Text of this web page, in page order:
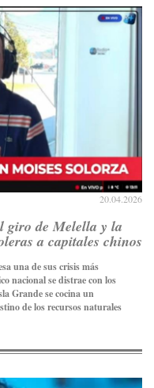
20.04.2026
giro de Melella y la
a capitales chinos
una de sus crisis más
nacional se distrae con los
Grande se cocina un
de los recursos naturales